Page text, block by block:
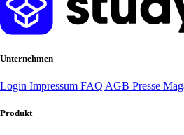
Unternehmen
Login Impressum FAQ AGB Presse
Produkt